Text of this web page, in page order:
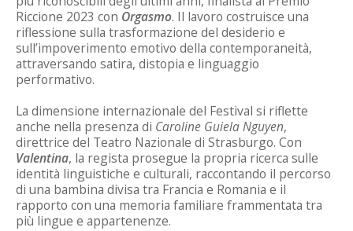
Riccione 2023 con Orgasmo. Il lavoro costruisce una
riflessione sulla trasformazione del desiderio e
sull’impoverimento emotivo della contemporaneità,
attraversando satira, distopia e linguaggio
performativo.
La dimensione internazionale del Festival si riflette
anche nella presenza di Caroline Guiela Nguyen,
direttrice del Teatro Nazionale di Strasburgo. Con
Valentina, la regista prosegue la propria ricerca sulle
identità linguistiche e culturali, raccontando il percorso
di una bambina divisa tra Francia e Romania e il
rapporto con una memoria familiare frammentata tra
più lingue e appartenenze.